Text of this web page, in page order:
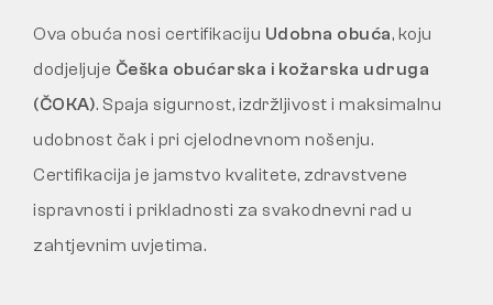
Ova obuća nosi certifikaciju Udobna obuća, koju
dodjeljuje Češka obućarska i kožarska udruga
(ČOKA). Spaja sigurnost, izdržljivost i maksimalnu
udobnost čak i pri cjelodnevnom nošenju.
Certifikacija je jamstvo kvalitete, zdravstvene
ispravnosti i prikladnosti za svakodnevni rad u
zahtjevnim uvjetima.